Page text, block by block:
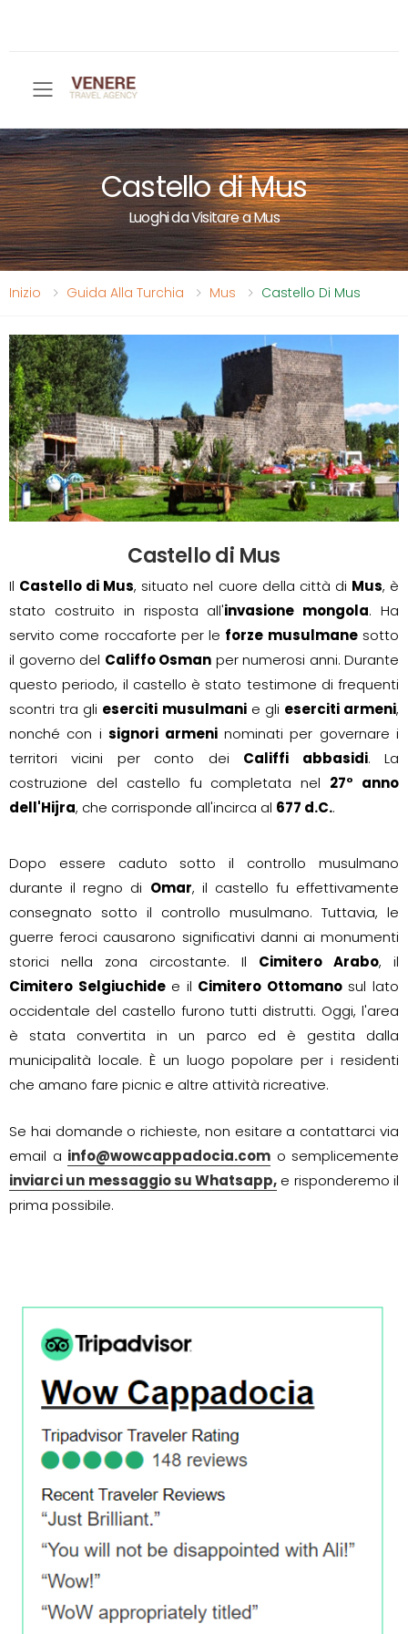
Toggle mobile menu
Castello di Mus
Luoghi da Visitare a Mus
Inizio Guida Alla Turchia Mus Castello Di Mus
Castello di Mus
Il Castello di Mus, situato nel cuore della città di Mus, è
stato costruito in risposta all'invasione mongola. Ha
servito come roccaforte per le forze musulmanesotto
il governo del Califfo Osman per numerosi anni. Durante
questo periodo, il castello è stato testimone di frequenti
scontri tra gli eserciti musulmanie gli eserciti armeni,
nonché con isignori armeninominati per governare i
territori vicini per conto dei Califfi abbasidi. La
costruzione del castello fu completata nel 27° anno
dell'Hijra, che corrisponde all'incirca al 677 d.C..
Dopo essere caduto sotto il controllo musulmano
durante il regno di Omar, il castello fu effettivamente
consegnato sotto il controllo musulmano. Tuttavia, le
guerre feroci causarono significativi danni ai monumenti
storici nella zona circostante. Il Cimitero Arabo, il
Cimitero Selgiuchidee il Cimitero Ottomanosul lato
occidentale del castello furono tutti distrutti. Oggi, l'area
è stata convertita in un parco ed è gestita dalla
municipalità locale. È un luogo popolare per i residenti
che amano fare picnic e altre attività ricreative.
Se hai domande o richieste, non esitare a contattarci via
email a info@wowcappadocia.com o semplicemente
inviarci un messaggio su Whatsapp, e risponderemo il
prima possibile.